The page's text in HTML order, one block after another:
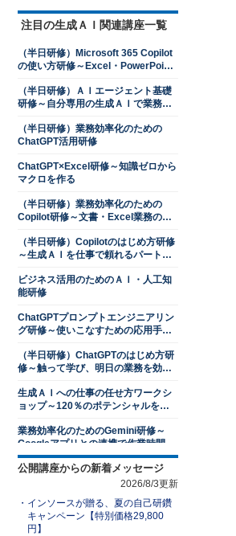
率的に進めるための時間管理を学ぶ
会員 13,500円 通常 14,300円
2026年8月24日(月)
ロジカルシンキング研修
会員 13,500円 通常
14,300円
2026年8月24日(月)オンライン
2026年9月28日(月)オンライン
交渉力向上研修～ネゴシエーション
スキルを上達させる
会員 13,500円
2026年8月24日(月)オンライン
2026年9月28日(月) オンライン
判断力強化研修～８つの観点で意思
決定ができる管理職になる
2026年8月24日(月)オンライン
プレゼンテーション研修～相手を動
会員 13,500円 通常 14,300円
１対１面談研修～部下のキャリア開
会員 13,500円 通常 14,300円
若手社員研修～主体性の発揮
14,300円
2026年8月31日(月)オンライン
注目の生成ＡＩ関連講座一覧
（半日研修）Microsoft 365 Copilot
の使い方研修～Excel・PowerPoint
（半日研修）ＡＩエージェント基礎
研修～自分専用の生成ＡＩで業務を
（半日研修）業務効率化のための
ChatGPT活用研修
ChatGPT×Excel研修～知識ゼロから
マクロを作る
（半日研修）業務効率化のための
Copilot研修～文書・Excel業務のコ
（半日研修）Copilotのはじめ方研修
～生成ＡＩを仕事で頼れるパートナ
ビジネス活用のためのＡＩ・人工知
能研修
ChatGPTプロンプトエンジニアリン
グ研修～使いこなすための応用手法
（半日研修）ChatGPTのはじめ方研
修～触って学び、明日の業務を効率
生成ＡＩへの仕事の任せ方ワークシ
ョップ～120％のポテンシャルを発
業務効率化のためのGemini研修～
Googleアプリとの連携で作業時間を
削減する
（半日研修）ChatGPTを活用した発
ＡＩエージェント基礎研修～自分専
用の生成ＡＩで業務を自動化する
公開講座からの新着メッセージ
2026/8/3更新
インソースが贈る、夏の自己研鑽
キャンペーン【特別価格29,800
円】